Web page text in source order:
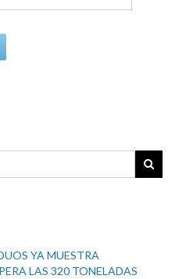
YA MUESTRA
LAS 320 TONELADAS